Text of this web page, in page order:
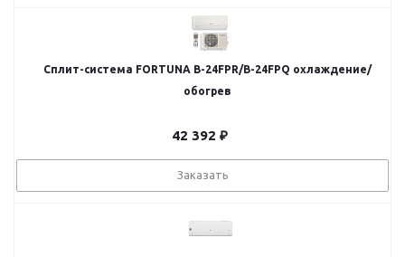
Сплит-система FORTUNA B-24FPR/B-24FPQ охлаждение/
обогрев
42 392 ₽
Заказать